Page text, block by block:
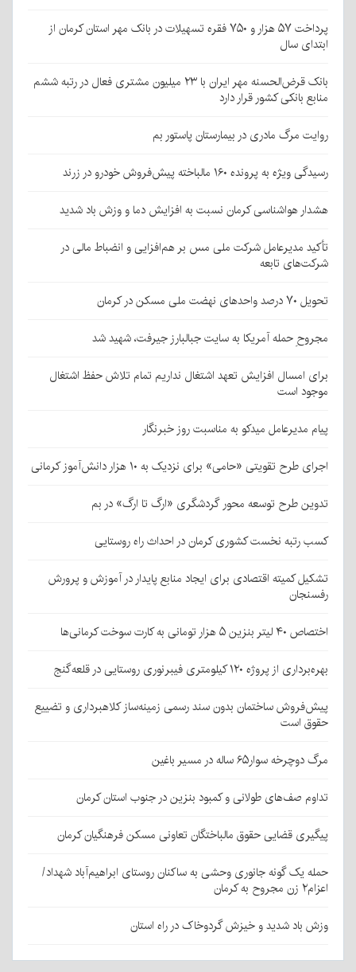
پرداخت ۵۷ هزار و ۷۵۰ فقره تسهیلات در بانک مهر استان کرمان از
ابتدای سال
بانک قرض‌الحسنه مهر ایران با ۲۳ میلیون مشتری فعال در رتبه ششم
منابع بانکی کشور قرار دارد
روایت مرگ مادری در بیمارستان پاستور بم
رسیدگی ویژه به پرونده ۱۶۰ مالباخته پیش‌فروش خودرو در زرند
هشدار هواشناسی کرمان نسبت به افزایش دما و وزش باد شدید
تأکید مدیرعامل شرکت ملی مس بر هم‌افزایی و انضباط مالی در
شرکت‌های تابعه
تحویل ۷۰ درصد واحدهای نهضت ملی مسکن در کرمان
مجروحِ حمله آمریکا به سایت جبالبارز جیرفت، شهید شد
برای امسال افزایش تعهد اشتغال نداریم تمام تلاش حفظ اشتغال
موجود است
پیام مدیرعامل میدکو به مناسبت روز خبرنگار
اجرای طرح تقویتی «حامی» برای نزدیک به ۱۰ هزار دانش‌آموز کرمانی
تدوین طرح توسعه محور گردشگری «ارگ تا ارگ» در بم
کسب رتبه نخست کشوری کرمان در احداث راه روستایی
تشکیل کمیته اقتصادی برای ایجاد منابع پایدار در آموزش و پرورش
رفسنجان
اختصاص ۴۰ لیتر بنزین ۵ هزار تومانی به کارت سوخت کرمانی‌ها
بهره‌برداری از پروژه ۱۲۰ کیلومتری فیبرنوری روستایی در قلعه‌گنج
پیش‌فروش ساختمان بدون سند رسمی زمینه‌ساز کلاهبرداری و تضییع
حقوق است
مرگ دوچرخه سوار۶۵ ساله در مسیر باغین
تداوم صف‌های طولانی و کمبود بنزین در جنوب استان کرمان
پیگیری قضایی حقوق مالباختگان تعاونی مسکن فرهنگیان کرمان
حمله یک گونه جانوری وحشی به ساکنان روستای ابراهیم‌آباد شهداد/
اعزام۲ زن مجروح به کرمان
وزش باد شدید و خیزش گردوخاک در راه استان